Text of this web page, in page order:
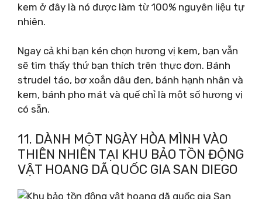
kem ở đây là nó được làm từ 100% nguyên liệu tự
nhiên.
Ngay cả khi bạn kén chọn hương vị kem, bạn vẫn
sẽ tìm thấy thứ bạn thích trên thực đơn. Bánh
strudel táo, bơ xoắn dâu đen, bánh hạnh nhân và
kem, bánh pho mát và quế chỉ là một số hương vị
có sẵn.
11. DÀNH MỘT NGÀY HÒA MÌNH VÀO
THIÊN NHIÊN TẠI KHU BẢO TỒN ĐỘNG
VẬT HOANG DÃ QUỐC GIA SAN DIEGO